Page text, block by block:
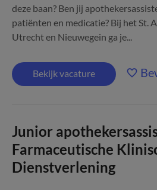
deze baan? Ben jij
patiënten en medicatie? Bij het St.
Utrecht en Nieuwegein ga je...
Bekijk vacature
Junior
Farmaceutische
Dienstverlening